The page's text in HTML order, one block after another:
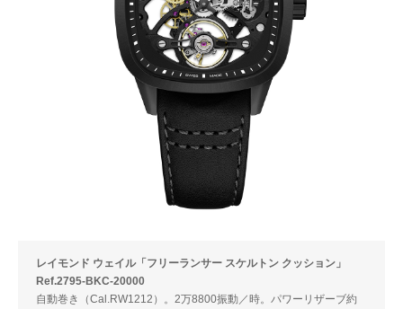
レイモンド ウェイル「フリーランサー スケルトン クッション」
Ref.2795-BKC-20000
自動巻き（Cal.RW1212）。2万8800振動／時。パワーリザーブ約